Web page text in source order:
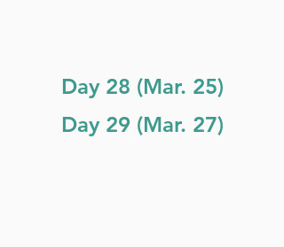
Day 28 (Mar. 25)
Day 29 (Mar. 27)